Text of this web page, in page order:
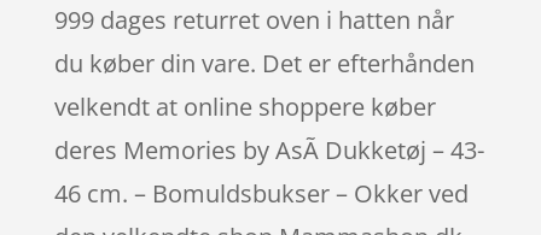
999 dages returret oven i hatten når
du køber din vare. Det er efterhånden
velkendt at online shoppere køber
deres Memories by AsÃ­ Dukketøj – 43-
46 cm. – Bomuldsbukser – Okker ved